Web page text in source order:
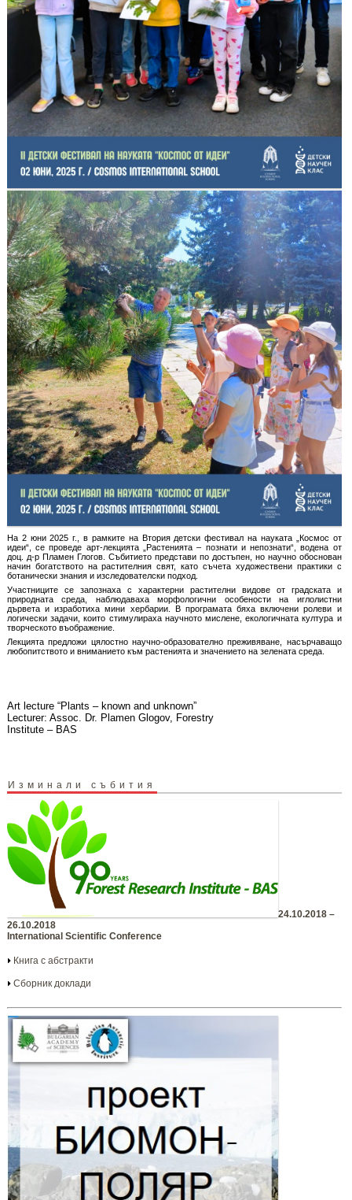
На 2 юни 2025 г., в рамките на Втория детски фестивал на науката „Космос от
идеи“, се проведе арт-лекцията „Растенията – познати и непознати“, водена от
доц. д-р Пламен Глогов. Събитието представи по достъпен, но научно обоснован
начин богатството на растителния свят, като съчета художествени практики с
ботанически знания и изследователски подход.
Участниците се запознаха с характерни растителни видове от градската и
природната среда, наблюдаваха морфологични особености на иглолистни
дървета и изработиха мини хербарии. В програмата бяха включени ролеви и
логически задачи, които стимулираха научното мислене, екологичната култура и
творческото въображение.
Лекцията предложи цялостно научно-образователно преживяване, насърчаващо
любопитството и вниманието към растенията и значението на зелената среда.
Art lecture “Plants – known and unknown”
Lecturer: Assoc. Dr. Plamen Glogov, Forestry
Institute – BAS
Изминали събития
24.10.2018 –
26.10.2018
International Scientific Conference
Книга с абстракти
Сборник доклади